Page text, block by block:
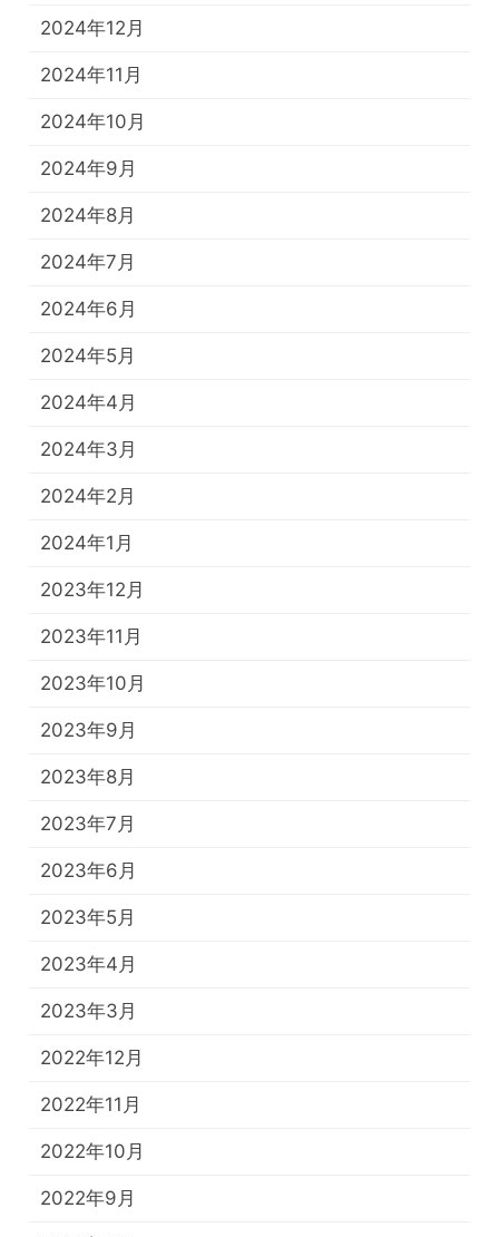
2024年12月
2024年11月
2024年10月
2024年9月
2024年8月
2024年7月
2024年6月
2024年5月
2024年4月
2024年3月
2024年2月
2024年1月
2023年12月
2023年11月
2023年10月
2023年9月
2023年8月
2023年7月
2023年6月
2023年5月
2023年4月
2023年3月
2022年12月
2022年11月
2022年10月
2022年9月